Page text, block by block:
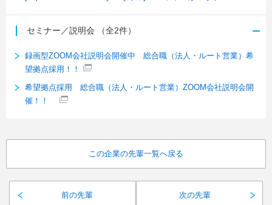
セミナー／説明会 （全2件）
録画型ZOOM会社説明会開催中 総合職（法人・ルート営業）希
望拠点採用！！
希望拠点採用 総合職（法人・ルート営業）ZOOM会社説明会開
催！！
前の先輩
この企業の先輩一覧へ戻る
次の先輩